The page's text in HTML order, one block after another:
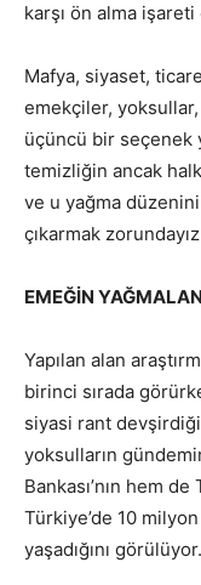
karşı ön alma işareti
Mafya, siyaset,
emekçiler,
üçüncü bir seçenek
temizliğin ancak
ve u yağma
çıkarmak
EMEĞİN
Yapılan alan
birinci sırada
siyasi rant
yoksulların
Bankası’nın hem
Türkiye’de 10 milyon
yaşadığını görülüyor.